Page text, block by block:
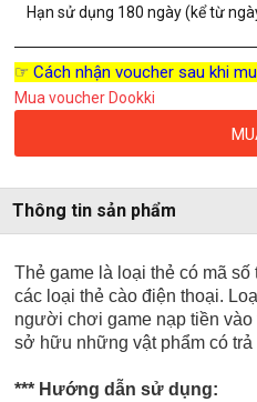
Hạn sử dụng 180 ngày (kể từ
☞ Cách nhận voucher sau khi
Mua voucher Dookki
Thông tin sản phẩm
Thẻ game là loại thẻ có mã
các loại thẻ cào điện thoại.
người chơi game nạp tiền
sở hữu những vật phẩm có trả
*** Hướng dẫn sử dụng: